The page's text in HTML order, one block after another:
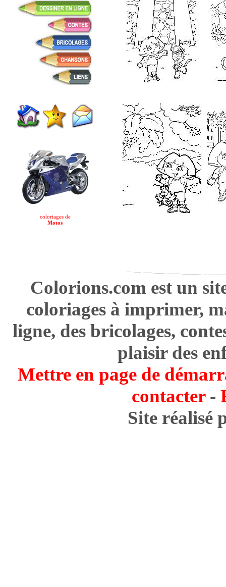
coloriages de
Motos
Colorions.com est un
coloriages à imprimer,
ligne, des bricolages,
plaisir des
Mettre en page de
contacter-
Site réalisé